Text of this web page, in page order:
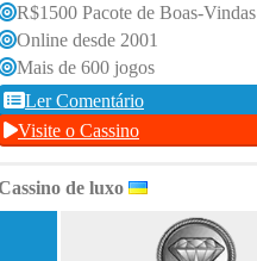
R$1500 Pacote de Boas-Vindas
Online desde 2001
Mais de 600 jogos
Ler Comentário
Visite o Cassino
de luxo